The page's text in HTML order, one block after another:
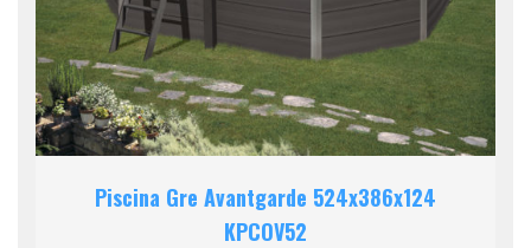
Piscina Gre Avantgarde 524x386x124
KPCOV52